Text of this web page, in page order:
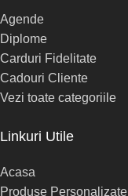
Agende
Diplome
Carduri Fidelitate
Cadouri Cliente
Vezi toate categoriile
Linkuri Utile
Acasa
Produse Personalizate